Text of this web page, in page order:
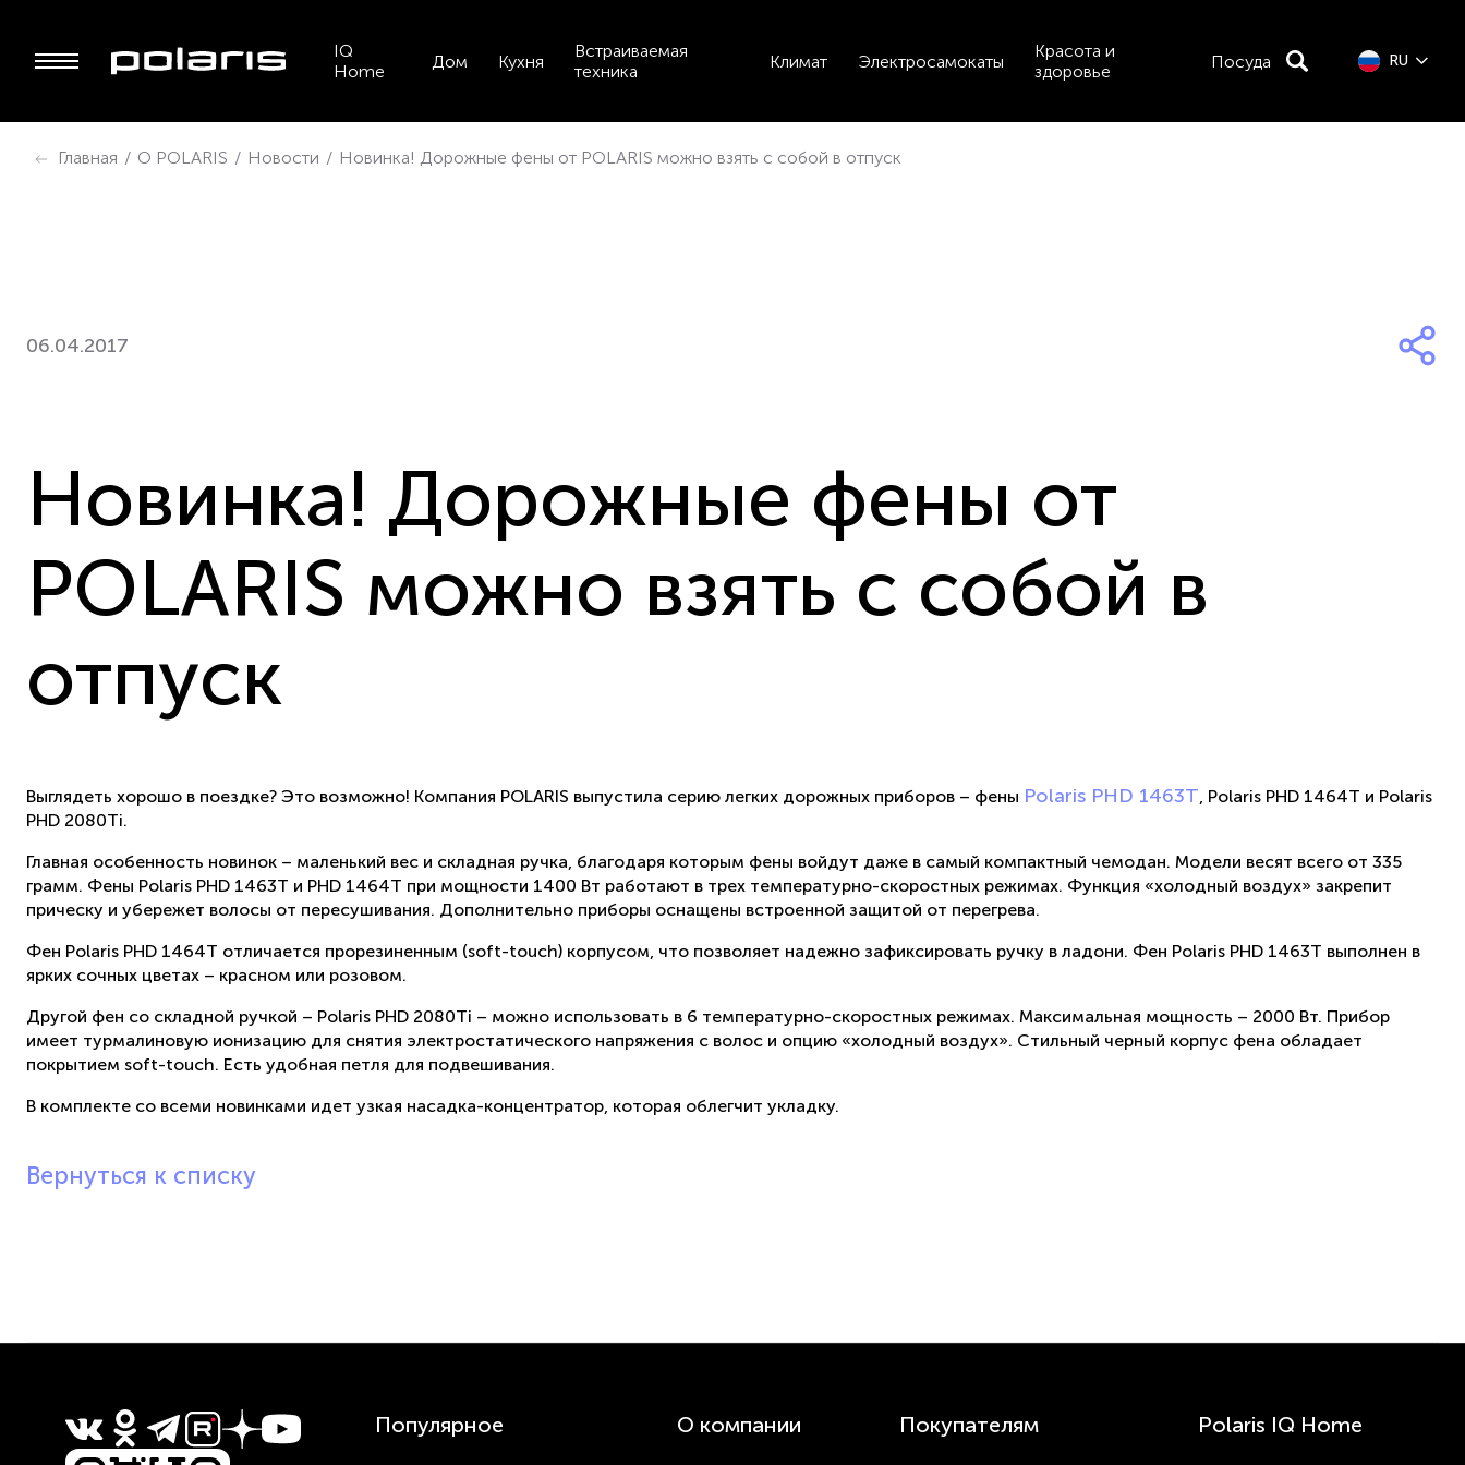
IQ
Home
Дом Кухня
Встраиваемая
техника
Климат Электросамокаты
Красота и
здоровье
Посуда RU
Главная / О POLARIS / Новости / Новинка! Дорожные фены от POLARIS можно взять с собой в отпуск
06.04.2017
Новинка! Дорожные фены от
POLARIS можно взять с собой в
отпуск
Выглядеть хорошо в поездке? Это возможно! Компания POLARIS выпустила серию легких дорожных приборов – фены Polaris PHD 1463T, Polaris PHD 1464T и Polaris
PHD 2080Ti.
Главная особенность новинок – маленький вес и складная ручка, благодаря которым фены войдут даже в самый компактный чемодан. Модели весят всего от 335
грамм. Фены Polaris PHD 1463T и PHD 1464T при мощности 1400 Вт работают в трех температурно-скоростных режимах. Функция «холодный воздух» закрепит
прическу и убережет волосы от пересушивания. Дополнительно приборы оснащены встроенной защитой от перегрева.
Фен Polaris PHD 1464T отличается прорезиненным (soft-touch) корпусом, что позволяет надежно зафиксировать ручку в ладони. Фен Polaris PHD 1463T выполнен в
ярких сочных цветах – красном или розовом.
Другой фен со складной ручкой – Polaris PHD 2080Ti – можно использовать в 6 температурно-скоростных режимах. Максимальная мощность – 2000 Вт. Прибор
имеет турмалиновую ионизацию для снятия электростатического напряжения с волос и опцию «холодный воздух». Стильный черный корпус фена обладает
покрытием soft-touch. Есть удобная петля для подвешивания.
В комплекте со всеми новинками идет узкая насадка-концентратор, которая облегчит укладку.
Вернуться к списку
Популярное О компании Покупателям
Polaris IQ Home